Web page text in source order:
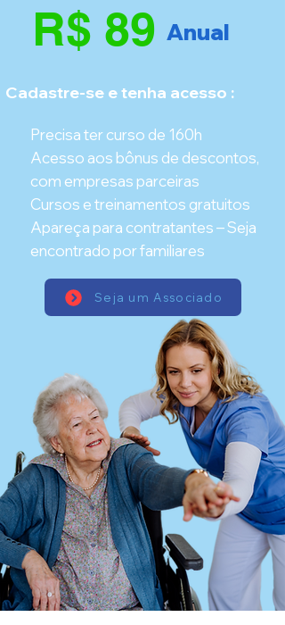
R$ 89
Cadastre-se e tenha acesso :
Precisa ter curso de 160h
Acesso aos bônus de descontos,
com empresas parceiras
Cursos e treinamentos gratuitos
Apareça para contratantes – Seja
encontrado por familiares
Seja um Associado
Anual